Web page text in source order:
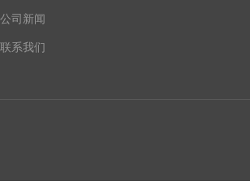
公司新闻
联系我们